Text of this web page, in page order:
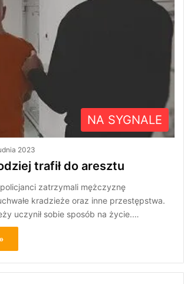
NA SYGNALE
2023
trafił do aresztu
zatrzymali mężczyznę
kradzieże oraz inne przestępstwa.
uczynił sobie sposób na życie.…